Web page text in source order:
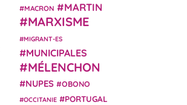
MACRON MARTIN
MARXISME
MIGRANT-ES
MUNICIPALES
MÉLENCHON
NUPES OBONO
OCCITANIE PORTUGAL